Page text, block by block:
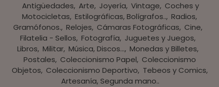
Antigüedades Arte Joyería Vintage Coches y
Motocicletas Estilográficas, Bolígrafos.. Radios,
Gramófonos. Relojes Cámaras Fotográficas Cine
Filatelia - Sellos Fotografía Juguetes y Juegos
Libros Militar Música, Discos... Monedas y Billetes
Postales Coleccionismo Papel Coleccionismo
Objetos Coleccionismo Deportivo Tebeos y Comics
Artesanía, Segunda mano..